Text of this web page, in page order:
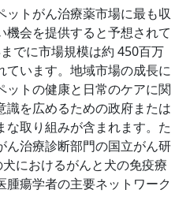
ットがん治療薬市場に最も収
会を提供すると予想されて
でに市場規模は約 450百万
ています。地域市場の成長に
ットの健康と日常のケアに関
識を広めるための政府または
取り組みが含まれます。た
ん治療診断部門の国立がん研
におけるがんと犬の免疫療
瘍学者の主要ネットワーク